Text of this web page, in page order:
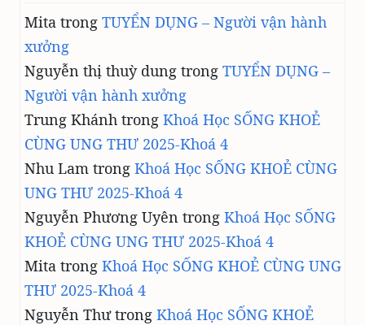
Mita trong TUYỂN DỤNG – Người vận hành
xưởng
Nguyễn thị thuỳ dung trong TUYỂN DỤNG –
Người vận hành xưởng
Trung Khánh trong Khoá Học SỐNG KHOẺ
CÙNG UNG THƯ 2025-Khoá 4
Nhu Lam trong Khoá Học SỐNG KHOẺ CÙNG
UNG THƯ 2025-Khoá 4
Nguyễn Phương Uyên trong Khoá Học SỐNG
KHOẺ CÙNG UNG THƯ 2025-Khoá 4
Mita trong Khoá Học SỐNG KHOẺ CÙNG UNG
THƯ 2025-Khoá 4
Nguyễn Thưtrong Khoá Học SỐNG KHOẺ